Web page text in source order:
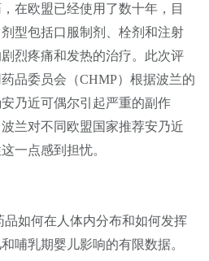
欧盟已经使用了数十年，目
型包括口服制剂、栓剂和注射
烈疼痛和发热的治疗。此次评
品委员会（CHMP）根据波兰的
乃近可偶尔引起严重的副作
兰对不同欧盟国家推荐安乃近
一点感到担忧。
如何在人体内分布和如何发挥
哺乳期婴儿影响的有限数据。